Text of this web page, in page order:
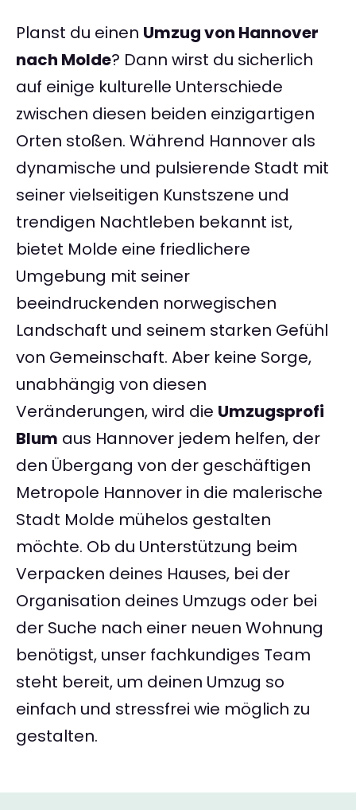
Planst du einen Umzug von Hannover
nach Molde? Dann wirst du sicherlich
auf einige kulturelle Unterschiede
zwischen diesen beiden einzigartigen
Orten stoßen. Während Hannover als
dynamische und pulsierende Stadt mit
seiner vielseitigen Kunstszene und
trendigen Nachtleben bekannt ist,
bietet Molde eine friedlichere
Umgebung mit seiner
beeindruckenden norwegischen
Landschaft und seinem starken Gefühl
von Gemeinschaft. Aber keine Sorge,
unabhängig von diesen
Veränderungen, wird die Umzugsprofi
Blum aus Hannover jedem helfen, der
den Übergang von der geschäftigen
Metropole Hannover in die malerische
Stadt Molde mühelos gestalten
möchte. Ob du Unterstützung beim
Verpacken deines Hauses, bei der
Organisation deines Umzugs oder bei
der Suche nach einer neuen Wohnung
benötigst, unser fachkundiges Team
steht bereit, um deinen Umzug so
einfach und stressfrei wie möglich zu
gestalten.